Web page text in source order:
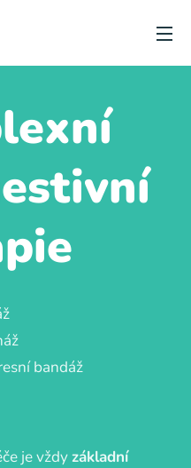
bandáž
je vždyzákladní